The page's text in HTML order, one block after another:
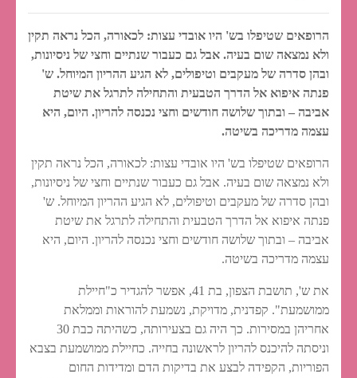
הרופאים שטיפלו בש' היו אובדי עצות: לכאורה, הכל נראה תקין
ולא נמצאה שום בעיה. אבל גם כעבור שנתיים וחצי של ניסיונות,
ובהן סדרה של מעקבים וטיפולים, לא הגיע ההריון המיוחל. ש'
פנתה איפוא אל הדרך הטבעית והתחילה לתרגל את שיטת
אביבה – ובתוך שלושה חודשים וחצי נכנסה להריון. היום, היא
עצמה מדריכה בשיטה.
הרופאים שטיפלו בש' היו אובדי עצות: לכאורה, הכל נראה תקין
ולא נמצאה שום בעיה. אבל גם כעבור שנתיים וחצי של ניסיונות,
ובהן סדרה של מעקבים וטיפולים, לא הגיע ההריון המיוחל. ש'
פנתה איפוא אל הדרך הטבעית והתחילה לתרגל את שיטת
אביבה – ובתוך שלושה חודשים וחצי נכנסה להריון. היום, היא
עצמה מדריכה בשיטה.
את ש', תושבת הצפון, בת 41, אפשר להגדיר כ"חיילת
ממושמעת". קפדנית, מדויקת, נשמעת להוראות וממלאת
אחריהן במסירות. כך היה גם בצעירותה, כשהיתה כבת 30
וניסתה להיכנס להריון לראשונה בחייה. כחיילת ממושמעת בצבא
הפוריות, הקפידה לבצע את בדיקות הדם ומדידות החום